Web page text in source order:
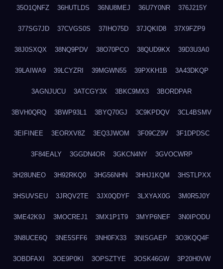
35O1QNFZ 36HUTLDS 36NU8MEJ 36U7Y0NR 376J215Y
377SG7JD 37CVGS0S 37IHO75D 37JQKID8 37X9FZP9
38J0SXQX 38NQ9PDV 38O70PCO 38QUD9KX 39D3U3A0
39LAIWA9 39LCYZRI 39MGWN55 39PXKH1B 3A43DKQP
3AGNJUCU 3ATCGY3X 3BKC9MX3 3BORDPAR
3BVH0QRQ 3BWP93L1 3BYQ70GJ 3C9KPDQV 3CL4BSMV
3EIFINEE 3EORXV8Z 3EQ3JWOM 3F09CZ9V 3F1DPDSC
3F84EALY 3GGDN4OR 3GKCN4NY 3GVOCWRP
3H28UNEO 3H92RKQ0 3HG56NHN 3HHJ1KQM 3HSTLPXX
3HSUVSEU 3JRQV2TE 3JX0QDYF 3LXYAX0G 3M0R5J0Y
3ME42K9J 3MOCREJ1 3MX1P1T9 3MYP6NEF 3N0IPODU
3N8UCE6Q 3NE5SFF6 3NH0FX33 3NISGAEP 3O3KQQ4F
3OBDFAXI 3OE9P0KI 3OPSZTYE 3OSK46GW 3P20H0VW